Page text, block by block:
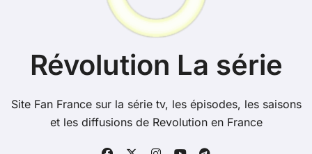
Révolution La série
Site Fan France sur la série tv, les épisodes, les saisons
et les diffusions de Revolution en France